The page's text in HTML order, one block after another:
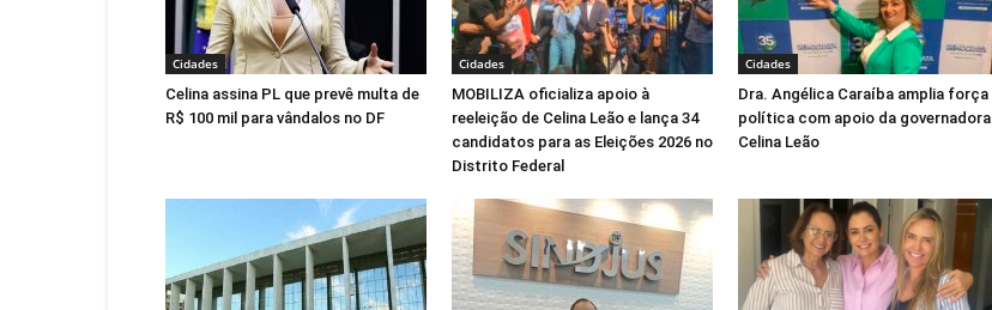
Cidades
Celina assina PL que prevê multa de
R$ 100 mil para vândalos no DF
Cidades
MOBILIZA oficializa apoio à
reeleição de Celina Leão e lança 34
candidatos para as Eleições 2026 no
Distrito Federal
Cidades
Dra. Angélica Caraíba amplia força
política com apoio da governadora
Celina Leão